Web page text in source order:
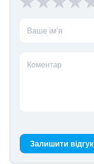
Ваше ім’я
Коментар
Залишити відгук